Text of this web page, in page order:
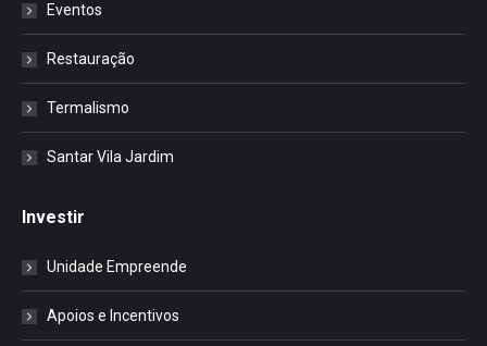
Eventos
Restauração
Termalismo
Santar Vila Jardim
Investir
Unidade Empreende
Apoios e Incentivos